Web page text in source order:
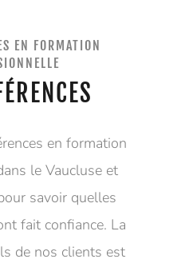
EN FORMATION
en formation
le Vaucluse et
savoir quelles
fait confiance. La
de nos clients est